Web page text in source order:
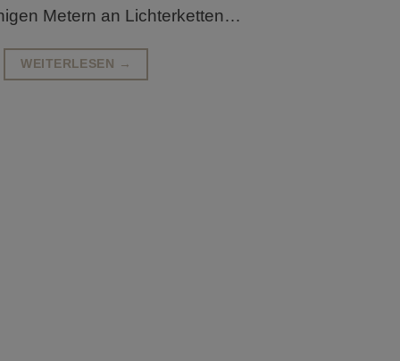
Metern an Lichterketten…
WEITERLESEN →